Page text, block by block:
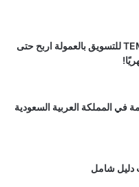
تحديثات برنامج TEMU للتسويق بالعمولة اربح حتى
في المملكة العربية السعودية
دليل شامل